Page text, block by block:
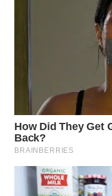
Para quem busca
sobre os desafios
e a importância de
qualquer custo, vale